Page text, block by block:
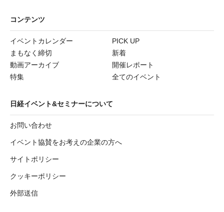
コンテンツ
イベントカレンダー
PICK UP
まもなく締切
新着
動画アーカイブ
開催レポート
特集
全てのイベント
日経イベント&セミナーについて
お問い合わせ
イベント協賛をお考えの企業の方へ
サイトポリシー
クッキーポリシー
外部送信